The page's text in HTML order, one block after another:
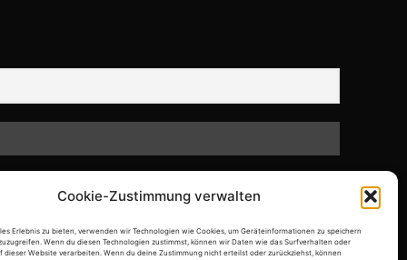
Cookie-Zustimmung verwalten
Erlebnis zu bieten, verwenden wir Technologien wie Cookies, um Geräteinformationen zu speichern
Wenn du diesen Technologien zustimmst, können wir Daten wie das Surfverhalten oder
dieser Website verarbeiten. Wenn du deine Zustimmung nicht erteilst oder zurückziehst, können